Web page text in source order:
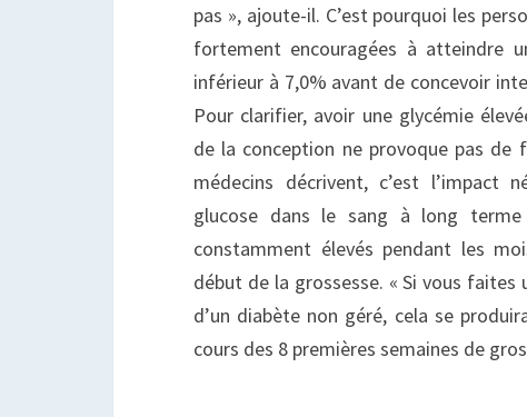
pas », ajoute-il. C’est pourquoi les
fortement encouragées à atteindre
inférieur à 7,0% avant de concevoir
Pour clarifier, avoir une glycémie
de la conception ne provoque pas de
médecins décrivent, c’est l’impact
glucose dans le sang à long
constamment élevés pendant les
début de la grossesse. « Si vous faites
d’un diabète non géré, cela se
cours des 8 premières semaines de